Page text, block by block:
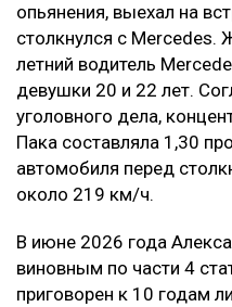
опьянения, выехал на
столкнулся с Mercedes.
летний водитель
девушки 20 и 22 лет.
уголовного дела,
Пака составляла 1,30
автомобиля перед
около 219 км/ч.
В июне 2026 года
виновным по части 4
приговорен к 10 годам